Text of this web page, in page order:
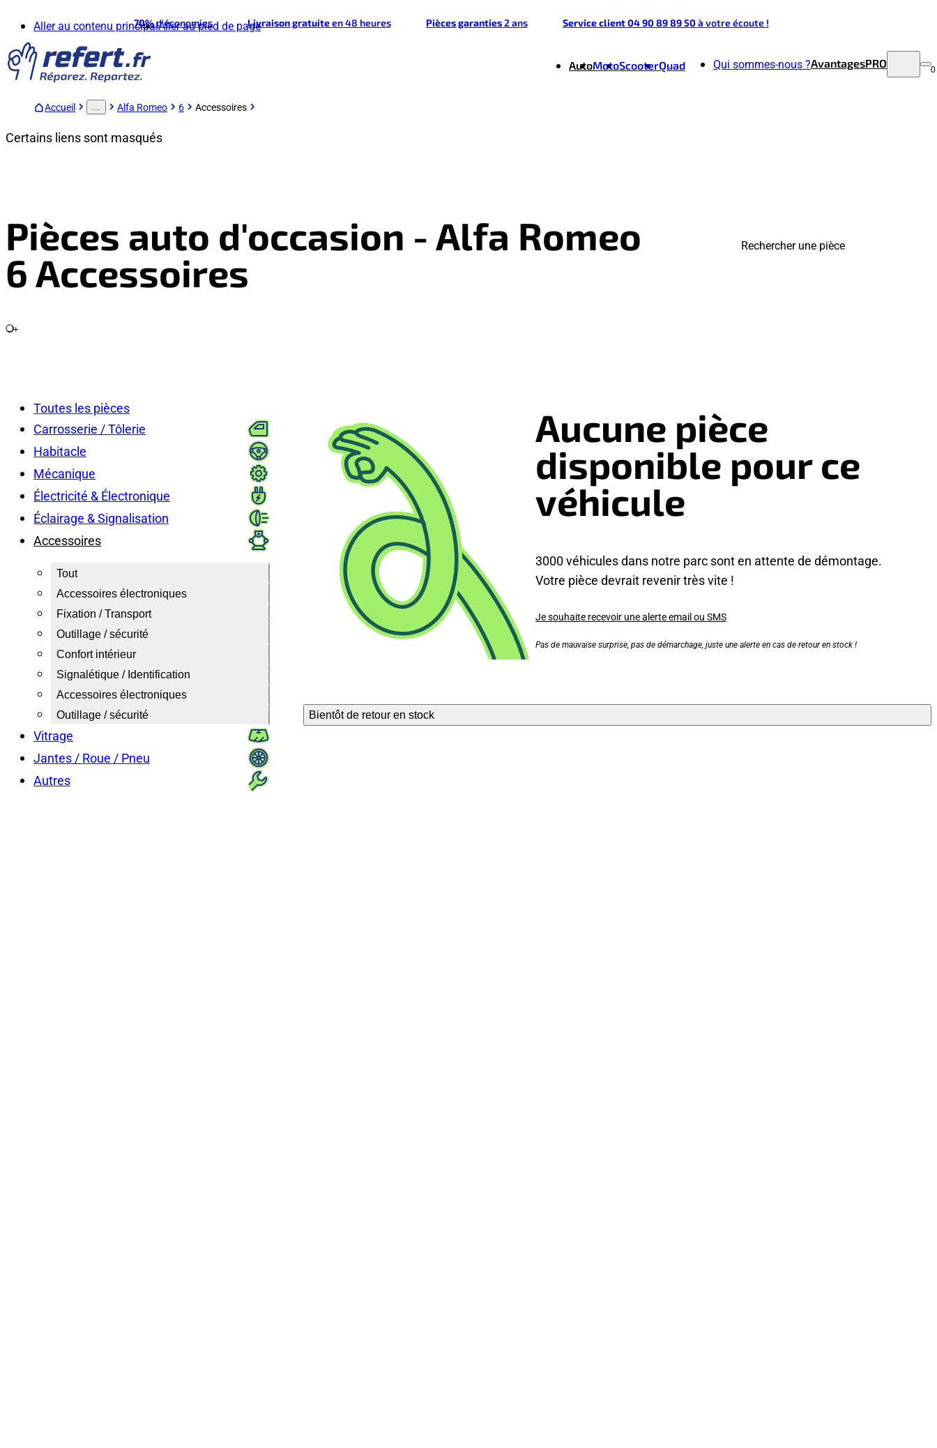
Aller au contenu principalAller au pied de page
70%d'économies Livraison gratuiteen 48 heures Pièces garanties2 ans Service client 04 90 89 89 50à votre écoute !
AutoMotoScooterQuad Qui sommes-nous ?AvantagesPRO 0
Accueil ... Alfa Romeo 6 Accessoires
Certains liens sont masqués
Pièces auto d'occasion - Alfa Romeo
6 Accessoires
+
Rechercher une pièce
Toutes les pièces
Carrosserie / Tôlerie
Habitacle
Mécanique
Électricité & Électronique
Éclairage & Signalisation
Accessoires
Tout
Accessoires électroniques
Fixation / Transport
Outillage / sécurité
Confort intérieur
Signalétique / Identification
Accessoires électroniques
Outillage / sécurité
Vitrage
Jantes / Roue / Pneu
Autres
Aucune pièce
disponible pour ce
véhicule
3000 véhicules dans notre parc sont en attente de démontage.
Votre pièce devrait revenir très vite !
Je souhaite recevoir une alerte email ou SMS
Pas de mauvaise surprise, pas de démarchage, juste une alerte en cas de retour en stock !
Bientôt de retour en stock